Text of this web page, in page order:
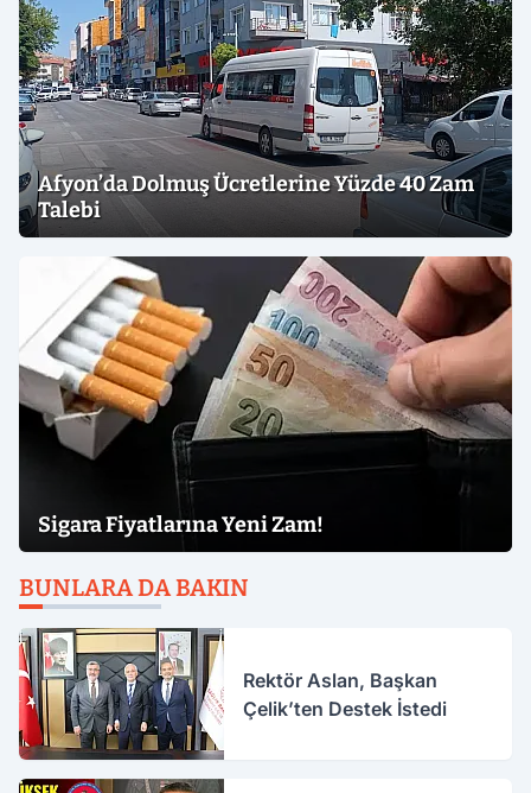
Afyon’da Dolmuş Ücretlerine Yüzde 40 Zam
Talebi
Sigara Fiyatlarına Yeni Zam!
BUNLARA DA BAKIN
Rektör Aslan, Başkan
Çelik’ten Destek İstedi